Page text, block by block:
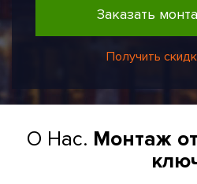
Заказать
Получить
О Нас. Монтаж